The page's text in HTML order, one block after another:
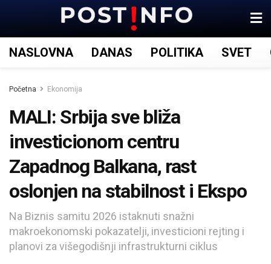
NASLOVNA DANAS POLITIKA SVET
Početna Ekonomija
MALI: Srbija sve bliža
investicionom centru
Zapadnog Balkana, rast
oslonjen na stabilnost i Ekspo
Na Biznis samitu 2026 istaknuti snažni
makroekonomski pokazatelji, investicioni rejting i
planovi za višegodišnji infrastrukturni ciklus